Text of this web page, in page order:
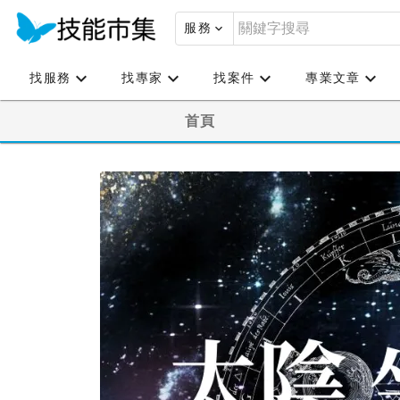
服務
找服務 找專家 找案件 專業文章
首頁